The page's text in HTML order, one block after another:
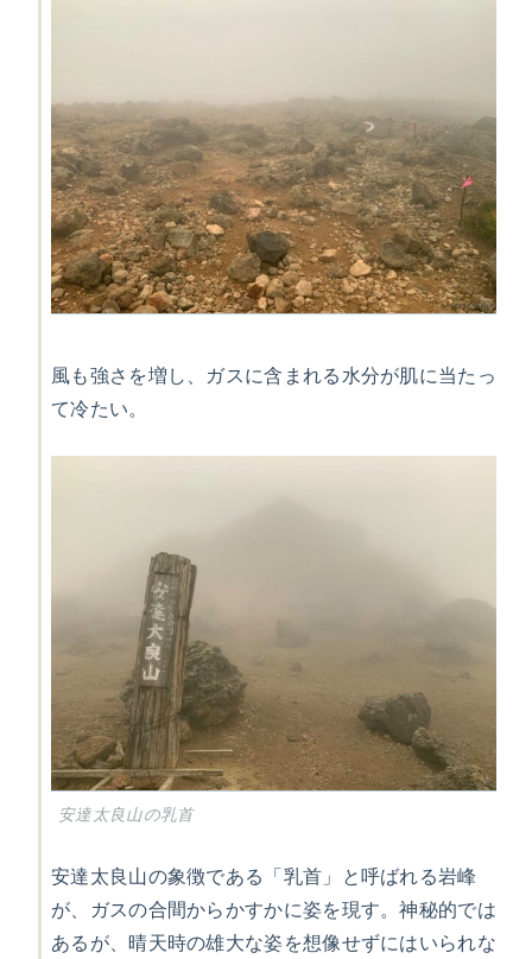
風も強さを増し、ガスに含まれる水分が肌に当たっ
て冷たい。
安達太良山の乳首
安達太良山の象徴である「乳首」と呼ばれる岩峰
が、ガスの合間からかすかに姿を現す。神秘的では
あるが、晴天時の雄大な姿を想像せずにはいられな